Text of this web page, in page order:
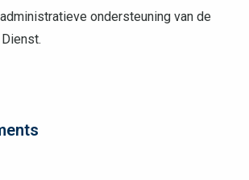
ondersteuning van de